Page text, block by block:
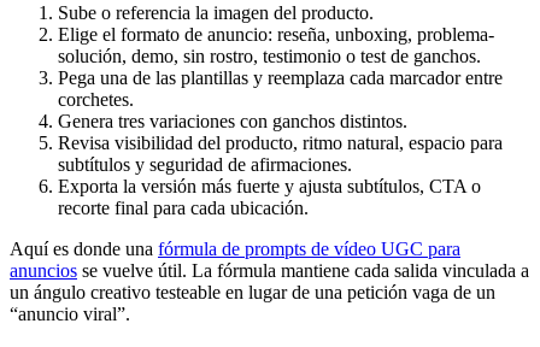
Sube o referencia la imagen del producto.
Elige el formato de anuncio: reseña, unboxing, problema-
solución, demo, sin rostro, testimonio o test de ganchos.
Pega una de las plantillas y reemplaza cada marcador entre
corchetes.
Genera tres variaciones con ganchos distintos.
Revisa visibilidad del producto, ritmo natural, espacio para
subtítulos y seguridad de afirmaciones.
Exporta la versión más fuerte y ajusta subtítulos, CTA o
recorte final para cada ubicación.
Aquí es donde una fórmula de prompts de vídeo UGC para
anuncios se vuelve útil. La fórmula mantiene cada salida vinculada a
un ángulo creativo testeable en lugar de una petición vaga de un
“anuncio viral”.